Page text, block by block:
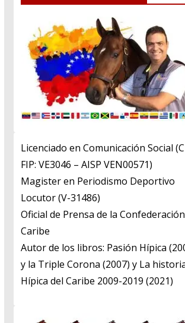
Licenciado en Comunicación Social
FIP: VE3046 – AISP VEN00571)
​Magister en Periodismo Deportivo
​Locutor (V-31486)
​Oficial de Prensa de la
Caribe
​Autor de los libros: Pasión Hípica
y la Triple Corona (2007) y La
Hípica del Caribe 2009-2019 (2021)